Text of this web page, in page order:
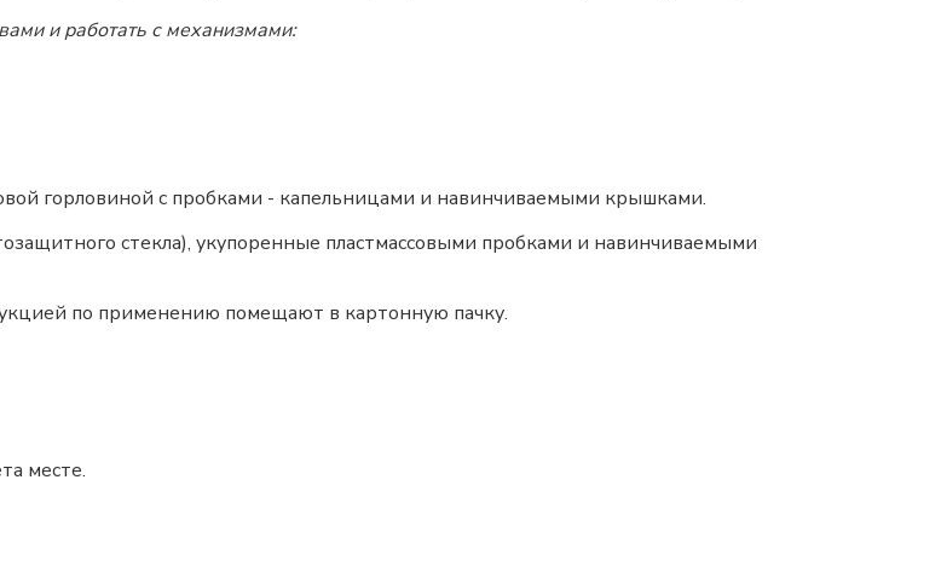
и работать с механизмами:
горловиной с пробками - капельницами и навинчиваемыми крышками.
стекла), укупоренные пластмассовыми пробками и навинчиваемыми
по применению помещают в картонную пачку.
месте.